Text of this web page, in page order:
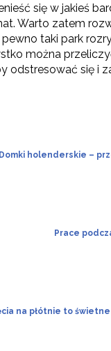
się w jakieś
Warto zatem
taki park
można
odstresować się i
Domki holenderskie –
Prace
na płótnie to